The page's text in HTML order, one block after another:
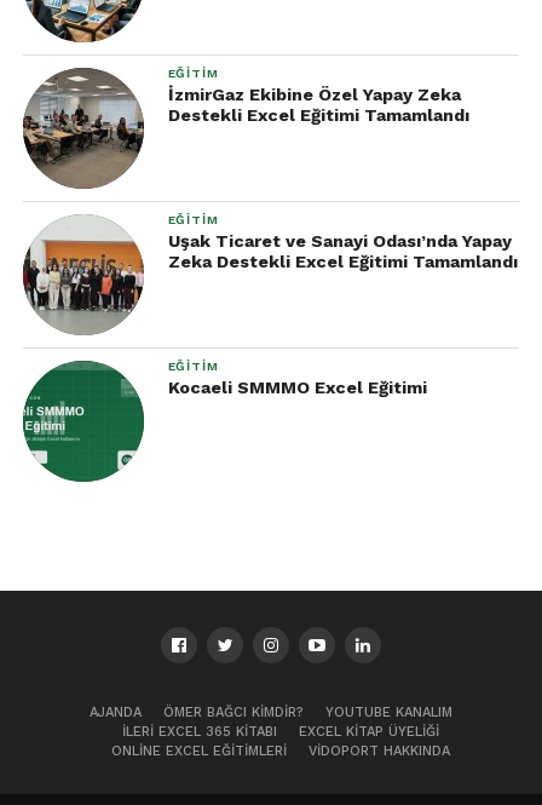
EĞITIM
İzmirGaz Ekibine Özel Yapay Zeka
Destekli Excel Eğitimi Tamamlandı
EĞITIM
Uşak Ticaret ve Sanayi Odası’nda Yapay
Zeka Destekli Excel Eğitimi Tamamlandı
EĞITIM
Kocaeli SMMMO Excel Eğitimi
AJANDA ÖMER BAĞCI KIMDIR?
YOUTUBE KANALIM
İLERI EXCEL 365 KITABI
EXCEL KITAP ÜYELIĞI
ONLINE EXCEL EĞITIMLERI
VIDOPORT HAKKINDA